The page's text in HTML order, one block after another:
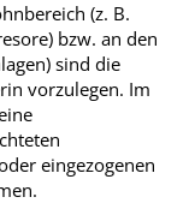
(z. B.
bzw. an den
sind die
vorzulegen. Im
eingezogenen